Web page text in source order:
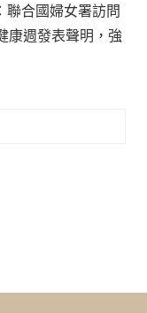
聯合國婦女署訪問
康週發表聲明，強